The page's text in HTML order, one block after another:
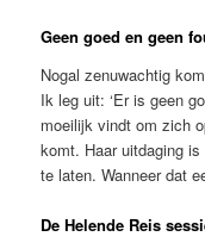
Geen goed en geen
Nogal zenuwachtig
Ik leg uit: ‘Er is geen
moeilijk vindt om zich
komt. Haar uitdaging
te laten. Wanneer dat
De Helende Reis